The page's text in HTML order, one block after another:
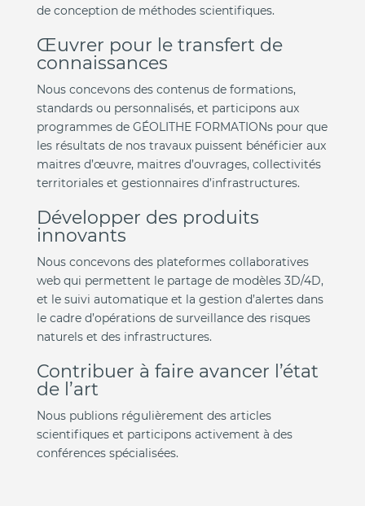
de conception de méthodes scientifiques.
Œuvrer pour le transfert de
connaissances
Nous concevons des contenus de formations,
standards ou personnalisés, et participons aux
programmes de GÉOLITHE FORMATIONs pour que
les résultats de nos travaux puissent bénéficier aux
maitres d’œuvre, maitres d’ouvrages, collectivités
territoriales et gestionnaires d’infrastructures.
Développer des produits
innovants
Nous concevons des plateformes collaboratives
web qui permettent le partage de modèles 3D/4D,
et le suivi automatique et la gestion d’alertes dans
le cadre d’opérations de surveillance des risques
naturels et des infrastructures.
Contribuer à faire avancer l’état
de l’art
Nous publions régulièrement des articles
scientifiques et participons activement à des
conférences spécialisées.